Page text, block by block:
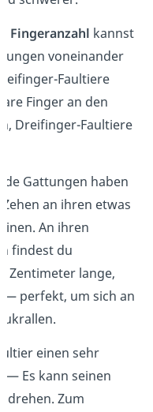
Fingeranzahl kannst
voneinander
Faultiere
Finger an den
Dreifinger-Faultiere
Gattungen haben
an ihren etwas
An ihren
findest du
Zentimeter lange,
— perfekt, um sich an
einen sehr
— Es kann seinen
drehen. Zum